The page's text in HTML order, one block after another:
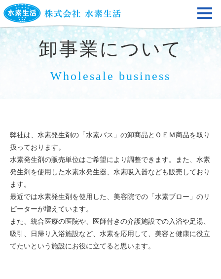
卸事業について
Wholesale business
弊社は、水素発生剤の「水素バス」の卸商品とＯＥＭ商品を取り
扱っております。
水素発生剤の販売単位はご希望により調整できます。また、水素
発生剤を使用した水素水発生器、水素吸入器なども販売しており
ます。
最近では水素発生剤を使用した、美容院での「水素ブロー」のリ
ピーターが増えています。
また、統合医療の医院や、医師付きの介護施設での入浴や足湯、
吸引、日帰り入浴施設など、水素を応用して、美容と健康に役立
てたいという施設にお役に立てると思います。